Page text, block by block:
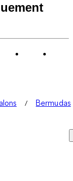
Bermudas